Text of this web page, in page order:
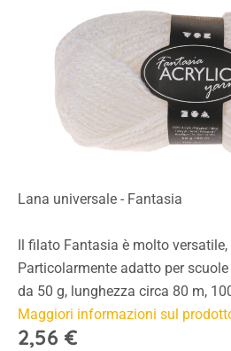
Lana universale - Fantasia
Il filato Fantasia è molto
Particolarmente adatto per
da 50 g, lunghezza circa 80 m,
Maggiori informazioni sul
2,56 €